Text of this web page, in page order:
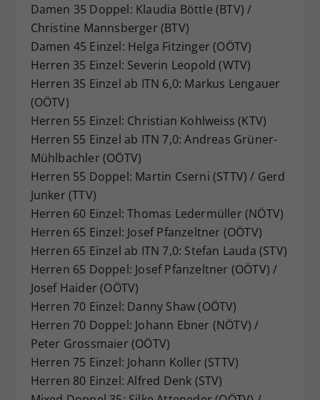
Damen 35 Doppel: Klaudia Böttle (BTV) /
Christine Mannsberger (BTV)
Damen 45 Einzel: Helga Fitzinger (OÖTV)
Herren 35 Einzel: Severin Leopold (WTV)
Herren 35 Einzel ab ITN 6,0: Markus Lengauer
(OÖTV)
Herren 55 Einzel: Christian Kohlweiss (KTV)
Herren 55 Einzel ab ITN 7,0: Andreas Grüner-
Mühlbachler (OÖTV)
Herren 55 Doppel: Martin Cserni (STTV) / Gerd
Junker (TTV)
Herren 60 Einzel: Thomas Ledermüller (NÖTV)
Herren 65 Einzel: Josef Pfanzeltner (OÖTV)
Herren 65 Einzel ab ITN 7,0: Stefan Lauda (STV)
Herren 65 Doppel: Josef Pfanzeltner (OÖTV) /
Josef Haider (OÖTV)
Herren 70 Einzel: Danny Shaw (OÖTV)
Herren 70 Doppel: Johann Ebner (NÖTV) /
Peter Grossmaier (OÖTV)
Herren 75 Einzel: Johann Koller (STTV)
Herren 80 Einzel: Alfred Denk (STV)